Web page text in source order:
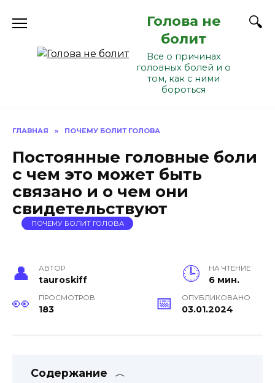
Голова не
болит
Все о причинах
головных болей и о
том, как с ними
бороться
ГЛАВНАЯ » ПОЧЕМУ БОЛИТ ГОЛОВА
Постоянные головные боли
с чем это может быть
связано и о чем они
свидетельствуют
ПОЧЕМУ БОЛИТ ГОЛОВА
АВТОР
tauroskiff
НА ЧТЕНИЕ
6 мин.
ПРОСМОТРОВ
183
ОПУБЛИКОВАНО
03.01.2024
Содержание